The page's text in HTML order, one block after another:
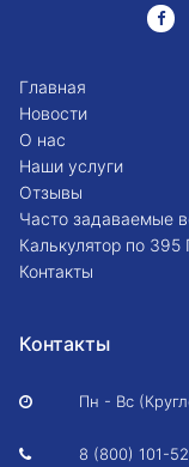
Главная
Новости
О нас
Наши услуги
Отзывы
Часто задаваемые
Калькулятор по 395
Контакты
Контакты
 Пн - Вс
 8 (800) 101-